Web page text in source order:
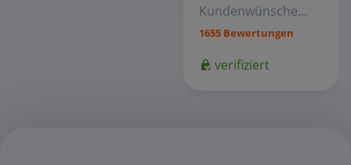
Kundenwünsche...
1655 Bewertungen
verifiziert